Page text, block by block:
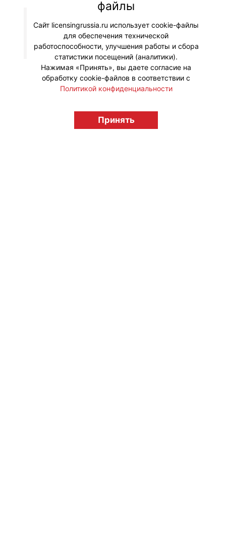
© "Вестник лицензионного рынка",
licensingrussia.ru, 2009-2026 12+
файлы
Сайт licensingrussia.ru использует cookie-файлы
для обеспечения технической
работоспособности, улучшения работы и сбора
статистики посещений (аналитики).
Нажимая «Принять», вы даете согласие на
обработку cookie-файлов в соответствии с
Политикой конфиденциальности
Принять